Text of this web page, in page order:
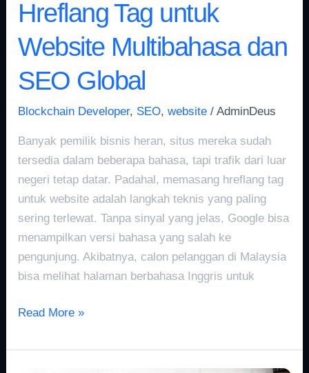
Hreflang Tag untuk
Website Multibahasa dan
SEO Global
Blockchain Developer, SEO,website /AdminDeus
Banyak pemilik bisnis heran, situs mereka sudah
tersedia dalam beberapa bahasa, tapi trafik dari luar
negeri tetap datar. Padahal, memasang hreflang tag
untuk website adalah langkah teknis yang paling
sering terlewat. Tanpa sinyal yang jelas, Google bisa
menampilkan versi bahasa yang salah ke
pengunjung. Akibatnya, calon pelanggan di Malaysia
bisa melihat halaman berbahasa Inggris untuk
Read More »